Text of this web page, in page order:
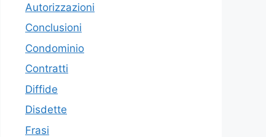
Autorizzazioni
Conclusioni
Condominio
Contratti
Diffide
Disdette
Frasi